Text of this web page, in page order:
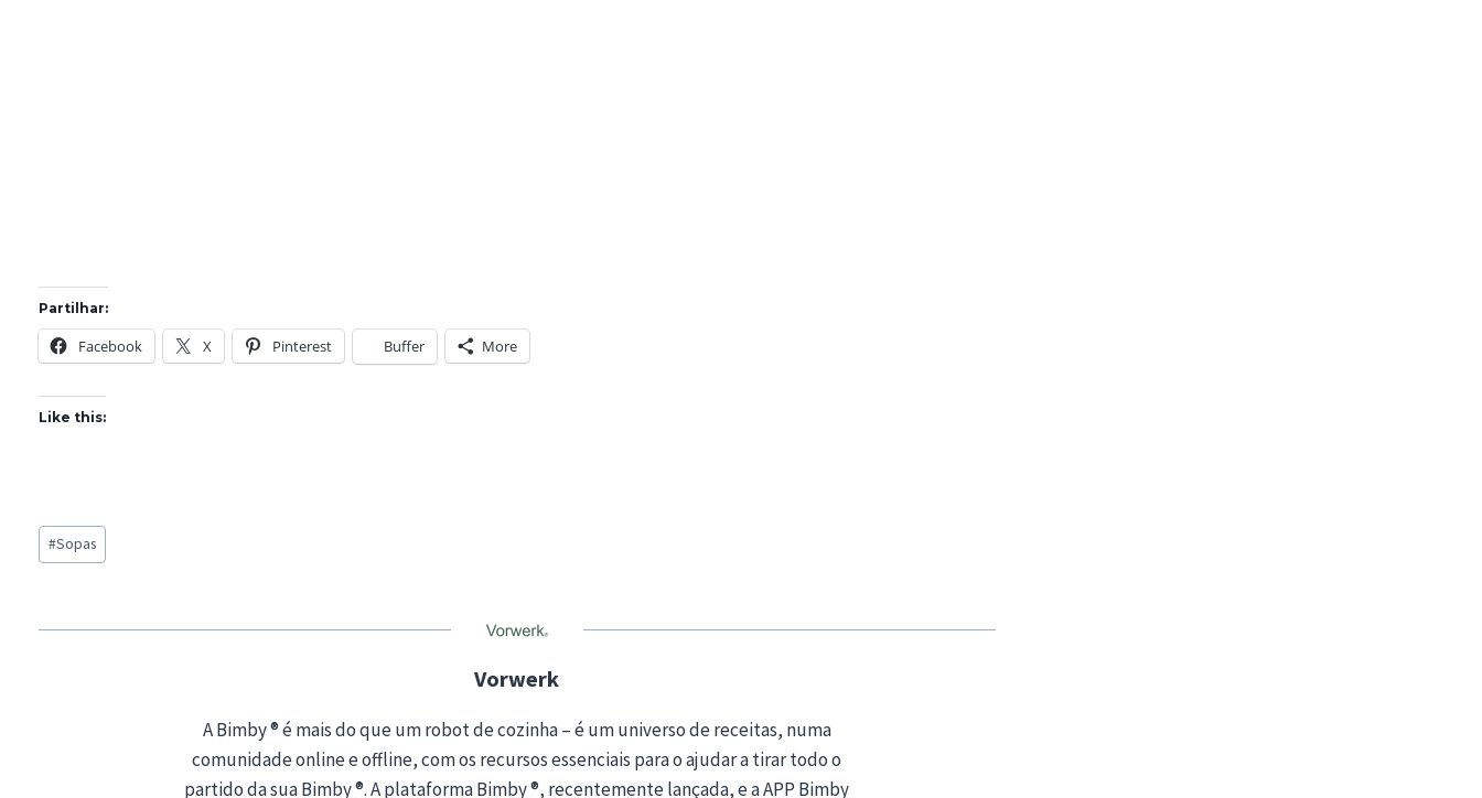
Partilhar:
Facebook X Pinterest Buffer More
Like this:
Post
Tags:
#Sopas
Vorwerk
A Bimby ® é mais do que um robot de cozinha – é um universo de receitas, numa
comunidade online e offline, com os recursos essenciais para o ajudar a tirar todo o
partido da sua Bimby ®. A plataforma Bimby ®, recentemente lançada, e a APP Bimby